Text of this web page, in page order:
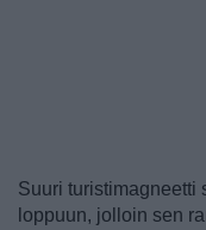
Suuri turistimagneetti
loppuun, jolloin sen